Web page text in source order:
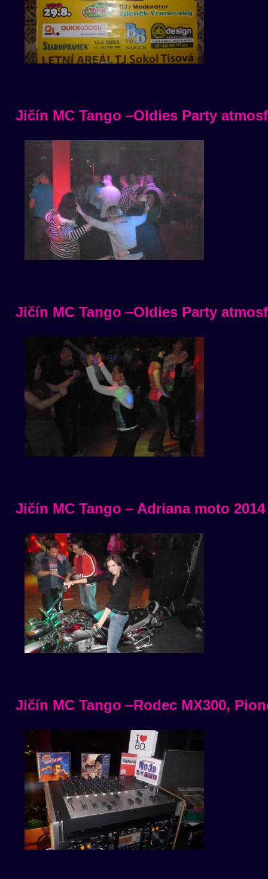
Jičín MC Tango –Oldies Party
Jičín MC Tango –Oldies Party
Jičín MC Tango – Adriana moto 2014
Jičín MC Tango –Rodec MX300,